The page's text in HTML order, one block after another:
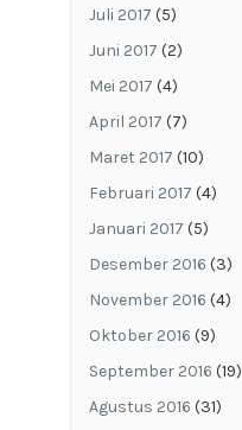
Juli 2017 (5)
Juni 2017 (2)
Mei 2017 (4)
April 2017 (7)
Maret 2017 (10)
Februari 2017 (4)
Januari 2017 (5)
Desember 2016 (3)
November 2016 (4)
Oktober 2016 (9)
September 2016 (19)
Agustus 2016 (31)